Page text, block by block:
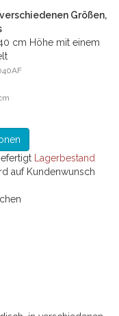
Größen,
cm Höhe mit einem
Lagerbestand
auf Kundenwunsch